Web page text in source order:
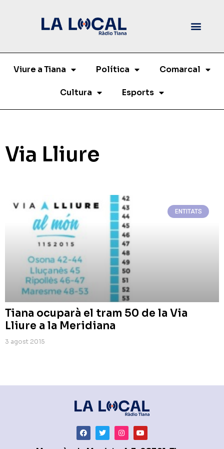
Viure a Tiana Política Comarcal
Cultura Esports
Via Lliure
ENTITATS
Tiana ocuparà el tram 50 de la Via
Lliure a la Meridiana
3 agost 2015